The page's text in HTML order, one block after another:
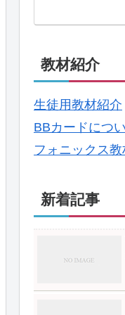
教材紹介
生徒用教材紹介
BBカードにつ
フォニックス
新着記事